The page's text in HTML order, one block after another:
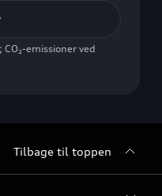
; CO₂-emissioner ved
Tilbage til toppen